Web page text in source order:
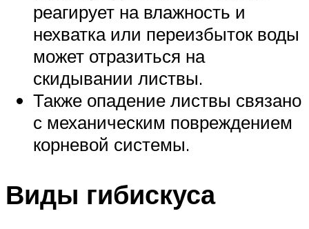
реагирует на влажность и
нехватка или переизбыток воды
может отразиться на
скидывании листвы.
Также опадение листвы связано
с механическим повреждением
корневой системы.
Виды гибискуса